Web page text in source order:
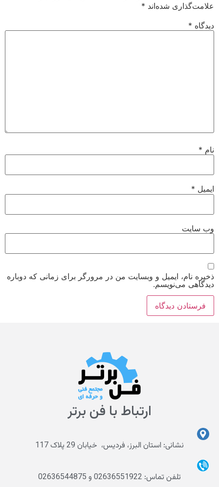
علامت‌گذاری شده‌اند *
دیدگاه *
نام *
ایمیل *
وب‌ سایت
ذخیره نام، ایمیل و وبسایت من در مرورگر برای زمانی که دوباره
دیدگاهی می‌نویسم.
ارتباط با فن برتر
نشانی: استان البرز، فردیس، خیابان 29 پلاک 117
تلفن تماس: 02636551922 و 02636544875